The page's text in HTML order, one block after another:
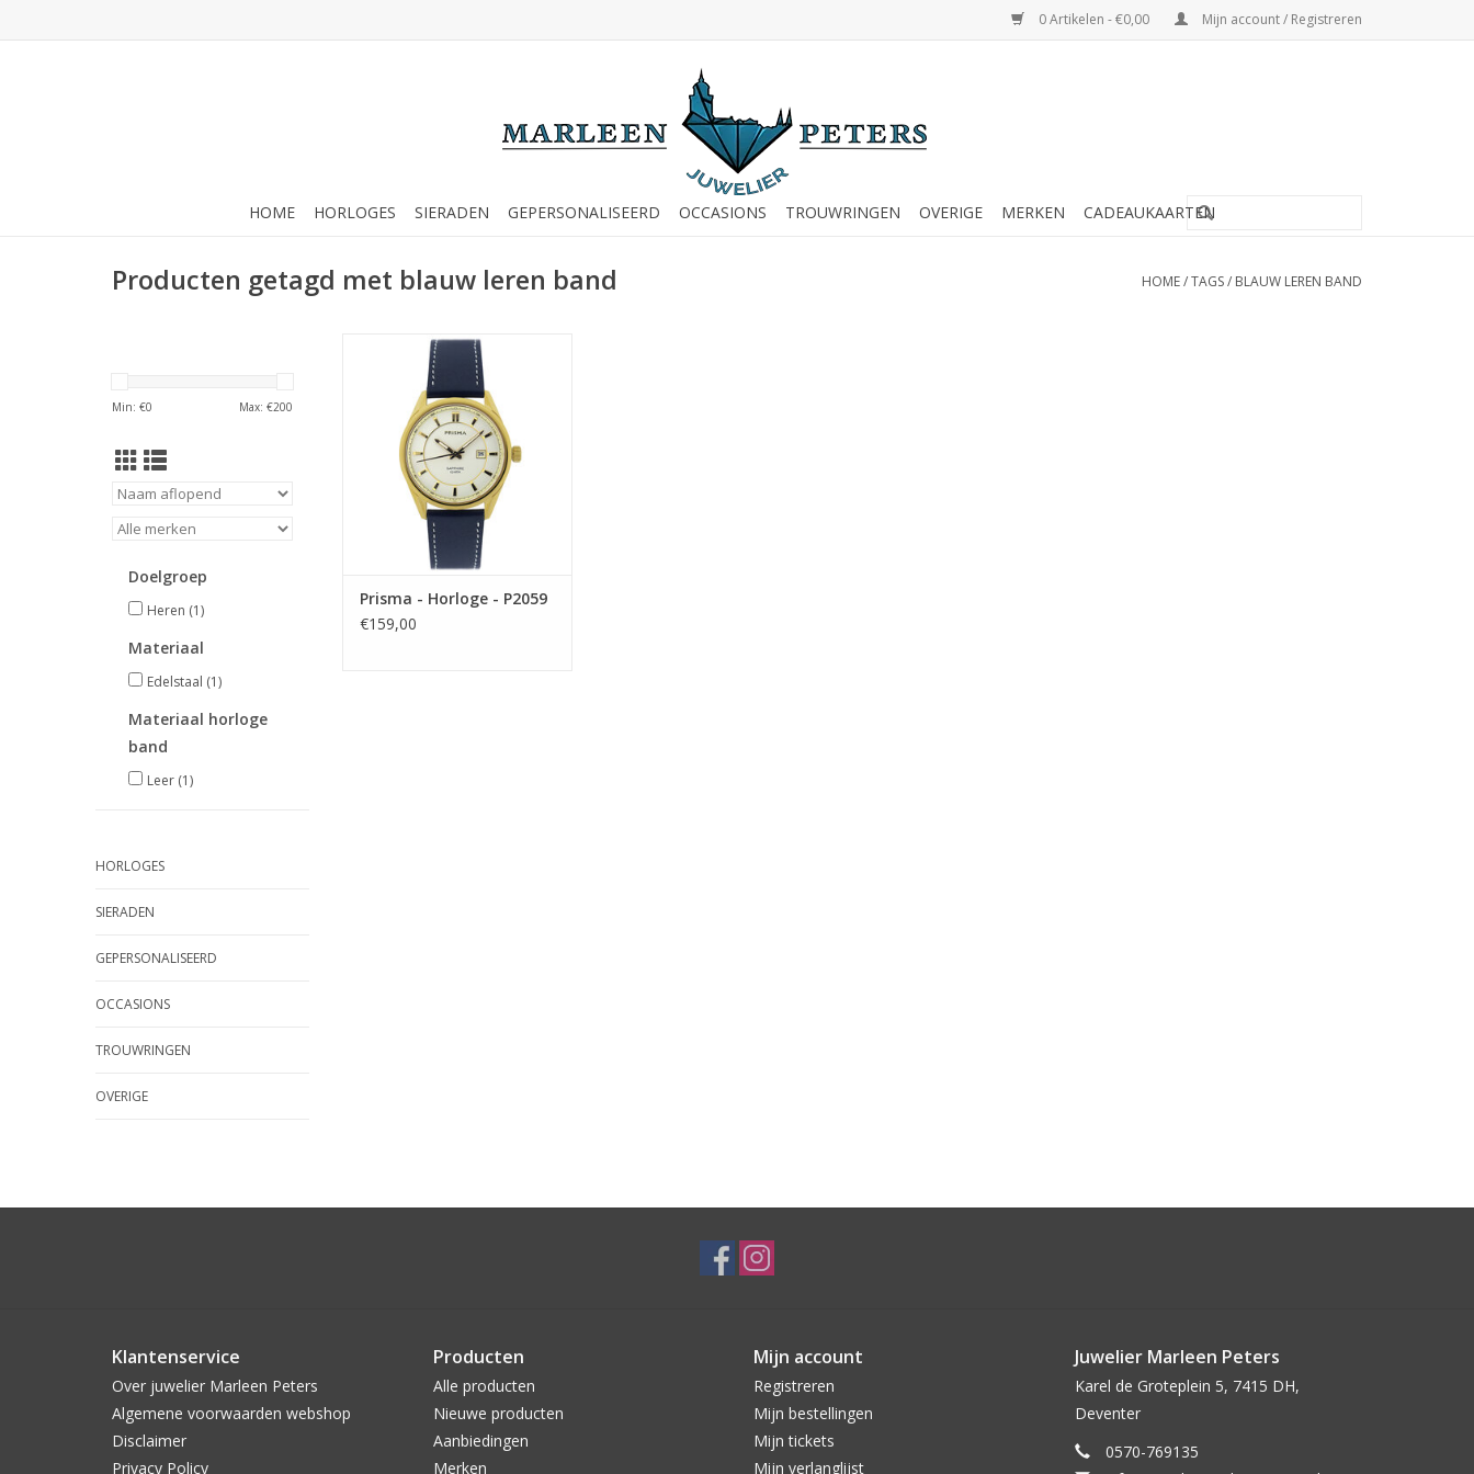
0 Artikelen - €0,00 Mijn account / Registreren
HOME HORLOGES SIERADEN GEPERSONALISEERD OCCASIONS TROUWRINGEN OVERIGE MERKEN CADEAUKAARTEN
Producten getagd met blauw leren band HOME/TAGS/ BLAUW LEREN BAND
Min: €0 Max: €200
Doelgroep
Heren (1)
Materiaal
Edelstaal (1)
Materiaal horloge
band
Leer (1)
HORLOGES
SIERADEN
GEPERSONALISEERD
OCCASIONS
TROUWRINGEN
OVERIGE
Prisma Prisma - Horloge - P2059
TOEVOEGEN AAN WINKELWAGEN
Prisma - Horloge - P2059
€159,00
Klantenservice
Over juwelier Marleen Peters
Algemene voorwaarden webshop
Disclaimer
Privacy Policy
Producten
Alle producten
Nieuwe producten
Aanbiedingen
Merken
Mijn account
Registreren
Mijn bestellingen
Mijn tickets
Mijn verlanglijst
Juwelier Marleen Peters
Karel de Groteplein 5, 7415 DH,
Deventer
0570-769135